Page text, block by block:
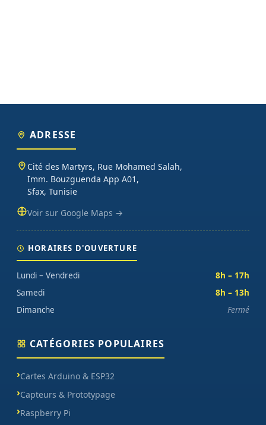
ADRESSE
Cité des Martyrs, Rue Mohamed Salah,
Imm. Bouzguenda App A01,
Sfax, Tunisie
Voir sur Google Maps →
HORAIRES D'OUVERTURE
Lundi – Vendredi
8h – 17h
Samedi
8h – 13h
Dimanche
Fermé
CATÉGORIES POPULAIRES
Cartes Arduino & ESP32
Capteurs & Prototypage
Raspberry Pi